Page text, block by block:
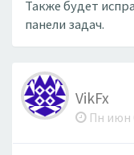
Также будет
панели задач.
VikFx
Пн июн